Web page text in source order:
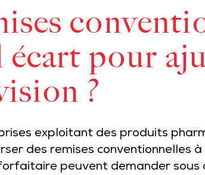
écart pour
?
exploitant des produits
des remises conventionnelles
peuvent demander sous